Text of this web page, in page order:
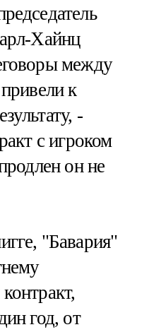
Хайнц
между
к
-
с игроком
он не
"Бавария"
год, от